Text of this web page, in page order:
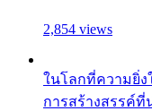
2,854 views
ในโลกที่ความยิ่
การสร้างสรรค์ที่